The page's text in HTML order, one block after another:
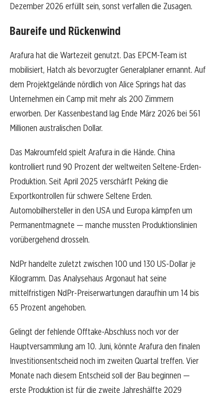
Dezember 2026 erfüllt sein, sonst verfallen die Zusagen.
Baureife und Rückenwind
Arafura hat die Wartezeit genutzt. Das EPCM-Team ist
mobilisiert, Hatch als bevorzugter Generalplaner ernannt. Auf
dem Projektgelände nördlich von Alice Springs hat das
Unternehmen ein Camp mit mehr als 200 Zimmern
erworben. Der Kassenbestand lag Ende März 2026 bei 561
Millionen australischen Dollar.
Das Makroumfeld spielt Arafura in die Hände. China
kontrolliert rund 90 Prozent der weltweiten Seltene-Erden-
Produktion. Seit April 2025 verschärft Peking die
Exportkontrollen für schwere Seltene Erden.
Automobilhersteller in den USA und Europa kämpfen um
Permanentmagnete — manche mussten Produktionslinien
vorübergehend drosseln.
NdPr handelte zuletzt zwischen 100 und 130 US-Dollar je
Kilogramm. Das Analysehaus Argonaut hat seine
mittelfristigen NdPr-Preiserwartungen daraufhin um 14 bis
65 Prozent angehoben.
Gelingt der fehlende Offtake-Abschluss noch vor der
Hauptversammlung am 10. Juni, könnte Arafura den finalen
Investitionsentscheid noch im zweiten Quartal treffen. Vier
Monate nach diesem Entscheid soll der Bau beginnen —
erste Produktion ist für die zweite Jahreshälfte 2029